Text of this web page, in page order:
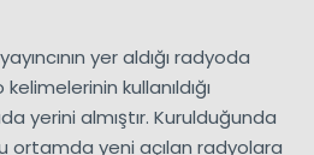
yer aldığı radyoda
kullanıldığı
yerini almıştır. Kurulduğunda
ortamda yeni açılan radyolara